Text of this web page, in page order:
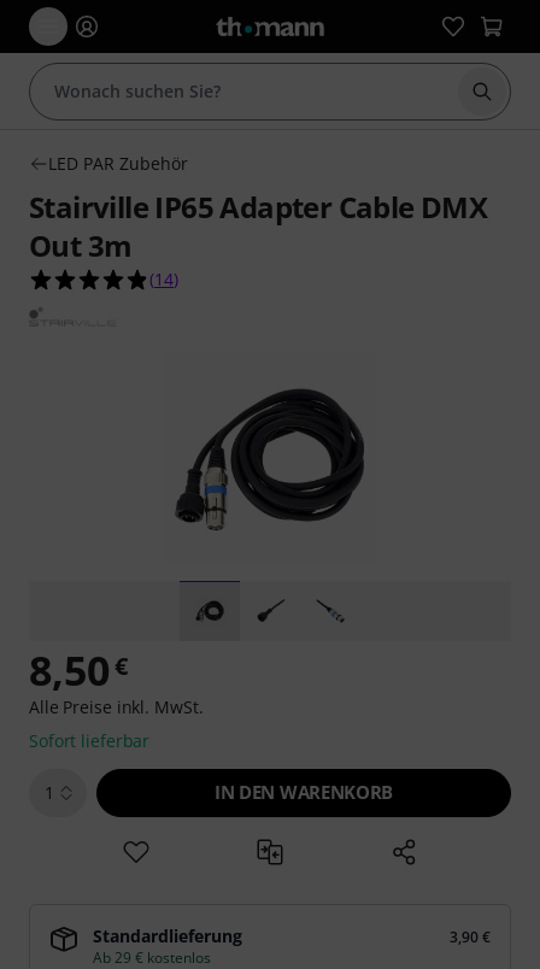
Suche
LED PAR Zubehör
Stairville IP65 Adapter Cable DMX
Out 3m
4.9 von 5 Sternen aus 14 Kundenbewertungen
(14)
8,50€
Alle Preise inkl. MwSt.
Sofort lieferbar
1 IN DEN WARENKORB
Standardlieferung
3,90 €
Ab 29 € kostenlos